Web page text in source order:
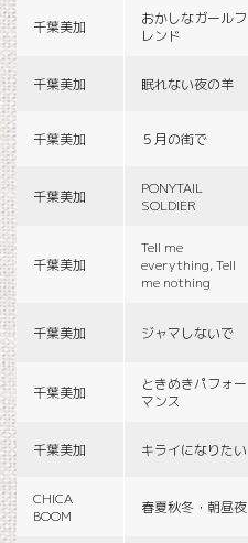
千葉美加
おかしなガールフ
レンド
千葉美加 眠れない夜の羊
千葉美加 ５月の街で
千葉美加
PONYTAIL
SOLDIER
千葉美加
Tell me
everything, Tell
me nothing
千葉美加 ジャマしないで
千葉美加
ときめきパフォー
マンス
千葉美加 キライになりたい
CHICA
BOOM
春夏秋冬・朝昼夜